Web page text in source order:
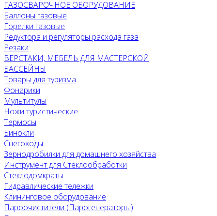
ГАЗОСВАРОЧНОЕ ОБОРУДОВАНИЕ
Баллоны газовые
Горелки газовые
Редуктора и регуляторы расхода газа
Резаки
ВЕРСТАКИ, МЕБЕЛЬ ДЛЯ МАСТЕРСКОЙ
БАССЕЙНЫ
Товары для туризма
Фонарики
Мультитулы
Ножи туристические
Термосы
Бинокли
Снегоходы
Зернодробилки для домашнего хозяйства
Инструмент для Стеклообработки
Стеклодомкраты
Гидравлические тележки
Клининговое оборудование
Пароочистители (Парогенераторы)